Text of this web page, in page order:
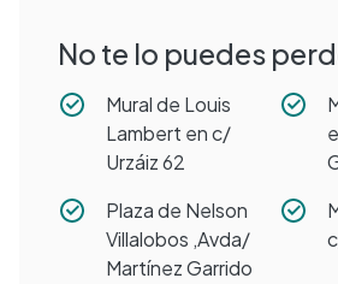
No te lo puedes
Mural de Louis
Lambert en c/
Urzáiz 62
Plaza de Nelson
Villalobos ,Avda/
Martínez Garrido